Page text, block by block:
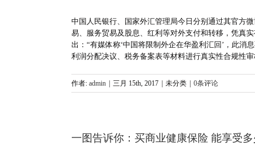
中国人民银行、国家外汇管理局今日分别通过其官方
易、服务贸易及股息、红利等对外支付和转移，凭真
出：“有媒体称‘中国将限制外企在华盈利汇回’，此
利润分配决议、税务备案表等材料进行真实性合规性
作者: admin 三月 15th, 2017 未分类 0条评论
一图告诉你：买商业健康保险 能享受多